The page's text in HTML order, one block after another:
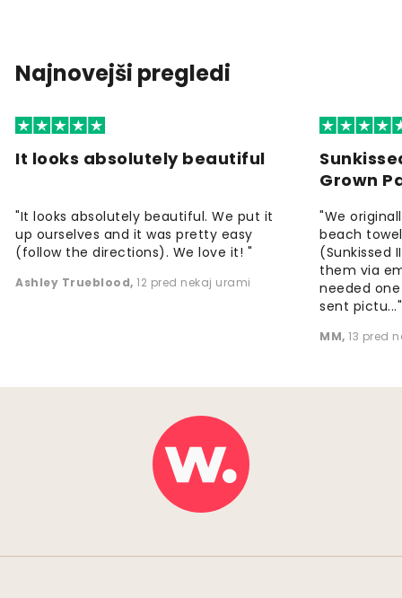
Najnovejši pregledi
It looks absolutely beautiful
"It looks absolutely beautiful. We put it
up ourselves and it was pretty easy
(follow the directions). We love it! "
Ashley Trueblood, 12 pred nekaj urami
Grown
"We
beach
(Sunkissed
them via
needed
sent pictu..."
MM, 13 pred